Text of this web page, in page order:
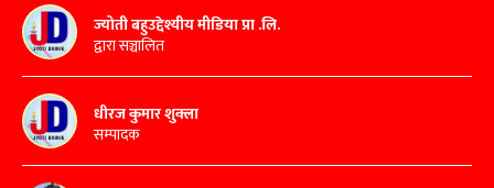
ज्योती बहुउद्देश्यीय मीडिया प्रा .लि.
द्वारा सञ्चालित
धीरज कुमार शुक्ला
सम्पादक